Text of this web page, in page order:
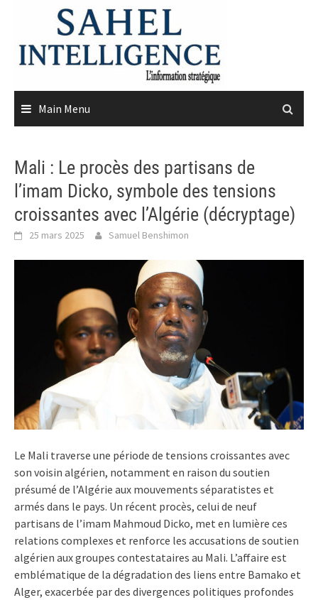
content
Main Menu
Mali : Le procès des partisans de
l’imam Dicko, symbole des tensions
croissantes avec l’Algérie (décryptage)
25 mars 2025 Samuel Benshimon
Le Mali traverse une période de tensions croissantes avec
son voisin algérien, notamment en raison du soutien
présumé de l’Algérie aux mouvements séparatistes et
armés dans le pays. Un récent procès, celui de neuf
partisans de l’imam Mahmoud Dicko, met en lumière ces
relations complexes et renforce les accusations de soutien
algérien aux groupes contestataires au Mali. L’affaire est
emblématique de la dégradation des liens entre Bamako et
Alger, exacerbée par des divergences politiques profondes